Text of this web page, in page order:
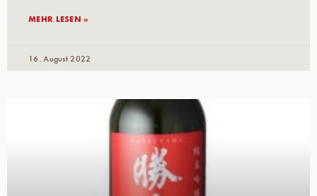
MEHR LESEN »
16. August 2022